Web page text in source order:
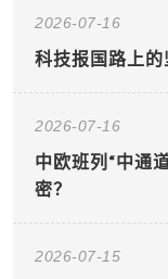
2026-07-16
科技报国路上
2026-07-16
中欧班列“中通
密？
2026-07-15